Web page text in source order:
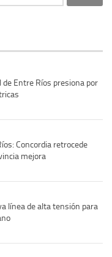
Entre Ríos presiona por
Concordia retrocede
mejora
línea de alta tensión para